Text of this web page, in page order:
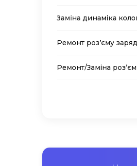
Заміна динаміка
Ремонт роз’єму
Ремонт/Заміна